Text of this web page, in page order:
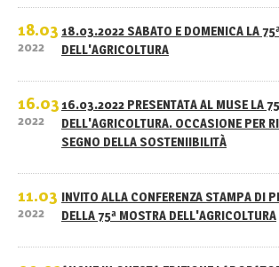
18.03
2022
18.03.2022 SABATO E DOMENICA LA
DELL'AGRICOLTURA
16.03
2022
16.03.2022 PRESENTATA AL MUSE LA
DELL'AGRICOLTURA. OCCASIONE PER
SEGNO DELLA SOSTENIIBILITÀ
11.03
2022
INVITO ALLA CONFERENZA STAMPA DI
DELLA 75ª MOSTRA DELL'AGRICOLTURA